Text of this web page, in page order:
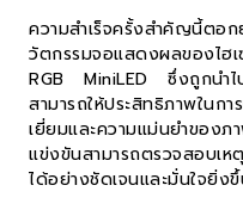
ความสำเร็จครั้งสำคัญนี้ตอ
วัตกรรมจอแสดงผลของไ
RGB MiniLED ซึ่งถูกนำไ
สามารถให้ประสิทธิภาพใน
เยี่ยมและความแม่นยำขอ
แข่งขันสามารถตรวจสอบ
ได้อย่างชัดเจนและมั่นใจยิ่